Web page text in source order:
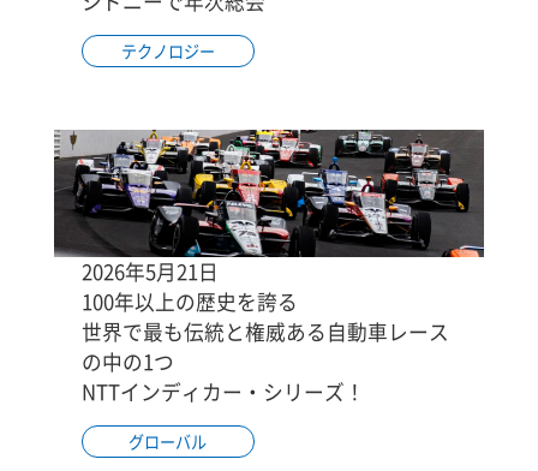
テクノロジー
2026年5月21日
100年以上の歴史を誇る
世界で最も伝統と権威ある自動車レース
の中の1つ
NTTインディカー・シリーズ！
グローバル